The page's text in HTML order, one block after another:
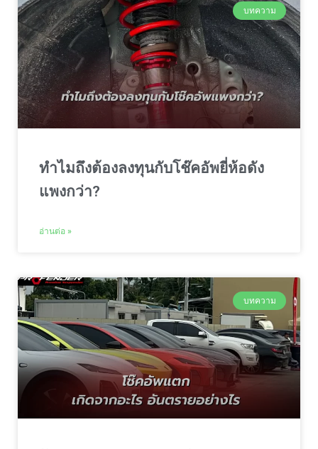
บทความ
ทำไมถึงต้องลงทุนกับโช๊คอัพยี่ห้อดัง
แพงกว่า?
อ่านต่อ »
บทความ